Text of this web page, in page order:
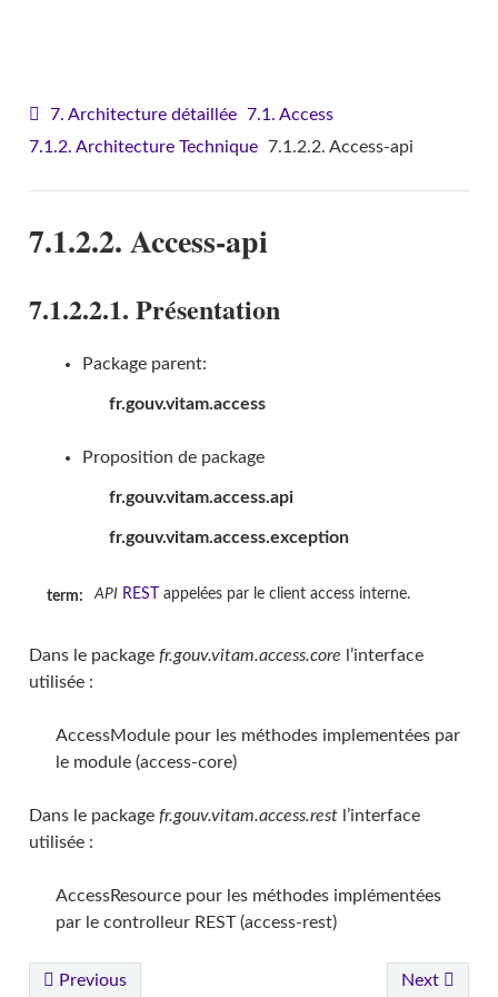
7. Architecture détaillée 7.1. Access
7.1.2. Architecture Technique 7.1.2.2. Access-api
7.1.2.2. Access-api
7.1.2.2.1. Présentation
Package parent:
fr.gouv.vitam.access
Proposition de package
fr.gouv.vitam.access.api
fr.gouv.vitam.access.exception
term: API REST appelées par le client access interne.
Dans le package fr.gouv.vitam.access.core l’interface
utilisée :
AccessModule pour les méthodes implementées par
le module (access-core)
Dans le package fr.gouv.vitam.access.restl’interface
utilisée :
AccessResource pour les méthodes implémentées
par le controlleur REST (access-rest)
Previous Next